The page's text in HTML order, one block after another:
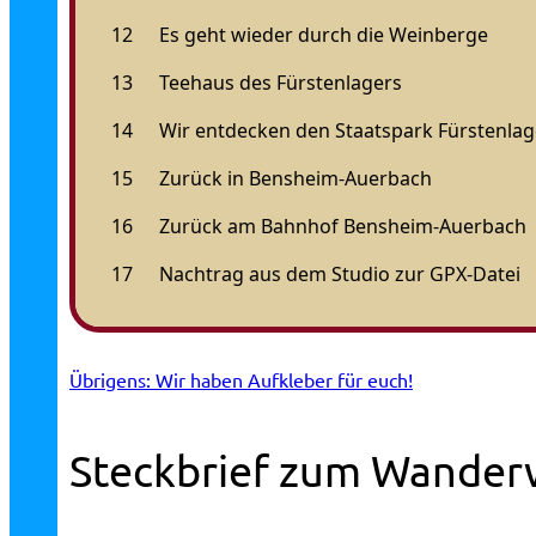
Übrigens: Wir haben Aufkleber für euch!
Steckbrief zum